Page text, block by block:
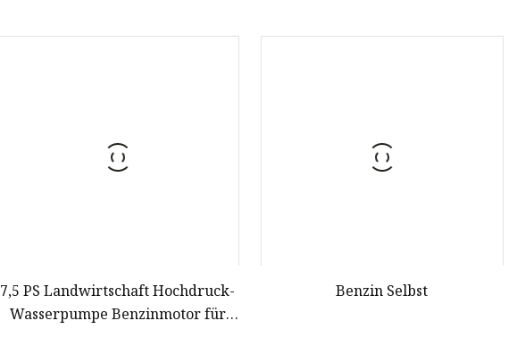
7,5 PS Landwirtschaft Hochdruck-
Wasserpumpe Benzinmotor für
Benzin Selbst